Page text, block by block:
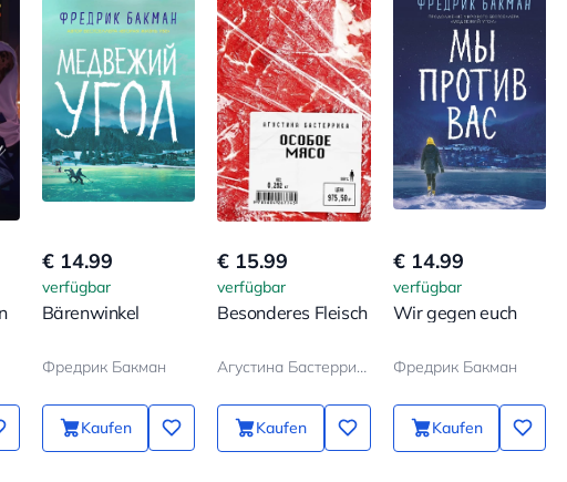
€ 14.99
verfügbar
Bärenwinkel
Фредрик Бакман
Kaufen
€ 15.99
verfügbar
Besonderes Fleisch
Агустина Бастеррика
Kaufen
€ 14.99
verfügbar
Wir gegen euch
Фредрик Бакман
Kaufen